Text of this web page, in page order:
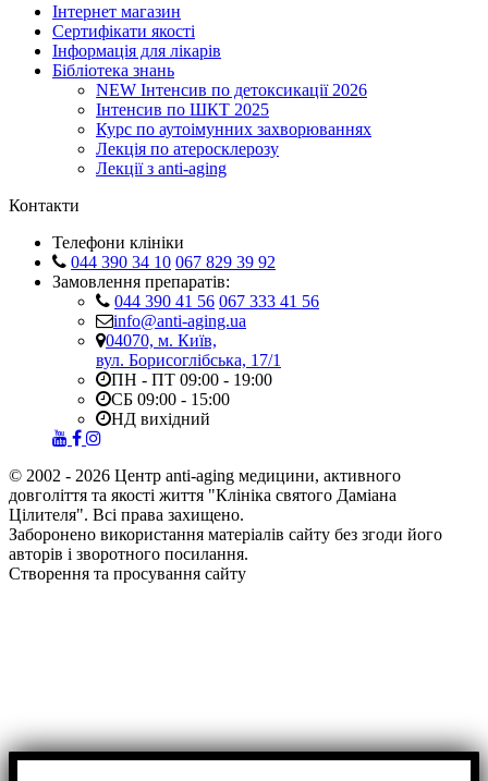
Інтернет магазин
Сертифікати якості
Інформація для лікарів
Бібліотека знань
NEW Інтенсив по детоксикації 2026
Інтенсив по ШКТ 2025
Курс по аутоімунних захворюваннях
Лекція по атеросклерозу
Лекції з anti-aging
Контакти
Телефони клініки
044 390 34 10 067 829 39 92
Замовлення препаратів:
044 390 41 56 067 333 41 56
info@anti-aging.ua
04070, м. Київ,
вул. Борисоглібська, 17/1
ПН - ПТ 09:00 - 19:00
СБ 09:00 - 15:00
НД вихідний
© 2002 - 2026 Центр anti-aging медицини, активного
довголіття та якості життя "Клініка святого Даміана
Цілителя". Всі права захищено.
Заборонено використання матеріалів сайту без згоди його
авторів і зворотного посилання.
Створення та просування сайту